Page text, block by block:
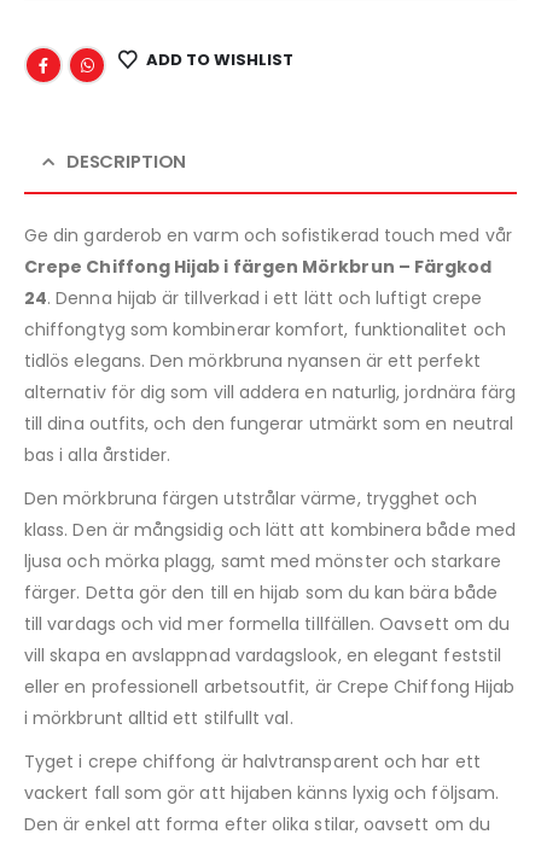
ADD TO WISHLIST
DESCRIPTION
Ge din garderob en varm och sofistikerad touch med vår
Crepe Chiffong Hijab i färgen Mörkbrun – Färgkod
24. Denna hijab är tillverkad i ett lätt och luftigt crepe
chiffongtyg som kombinerar komfort, funktionalitet och
tidlös elegans. Den mörkbruna nyansen är ett perfekt
alternativ för dig som vill addera en naturlig, jordnära färg
till dina outfits, och den fungerar utmärkt som en neutral
bas i alla årstider.
Den mörkbruna färgen utstrålar värme, trygghet och
klass. Den är mångsidig och lätt att kombinera både med
ljusa och mörka plagg, samt med mönster och starkare
färger. Detta gör den till en hijab som du kan bära både
till vardags och vid mer formella tillfällen. Oavsett om du
vill skapa en avslappnad vardagslook, en elegant feststil
eller en professionell arbetsoutfit, är Crepe Chiffong Hijab
i mörkbrunt alltid ett stilfullt val.
Tyget i crepe chiffong är halvtransparent och har ett
vackert fall som gör att hijaben känns lyxig och följsam.
Den är enkel att forma efter olika stilar, oavsett om du